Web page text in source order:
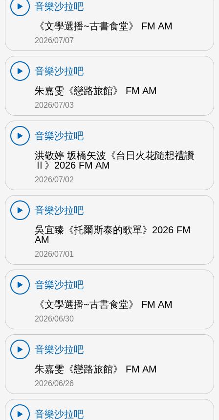
音樂沙拉吧
《文學選播~古書食堂》 FM AM
2026/07/07
音樂沙拉吧
朱嘉雯《戀路旅館》 FM AM
2026/07/03
音樂沙拉吧
洪敬婷 坂橋矢波《台日火花隨想禮讚
Ⅱ》2026 FM AM
2026/07/02
音樂沙拉吧
吳宜臻《托爾斯泰的歌單》2026 FM
AM
2026/07/01
音樂沙拉吧
《文學選播~古書食堂》 FM AM
2026/06/30
音樂沙拉吧
朱嘉雯《戀路旅館》 FM AM
2026/06/26
音樂沙拉吧